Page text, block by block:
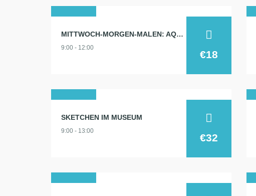
2026
MITTWOCH-MORGEN-MALEN: AQUARELL 12.8.
9:00 - 12:00
€18
2026
SKETCHEN IM MUSEUM
9:00 - 13:00
€32